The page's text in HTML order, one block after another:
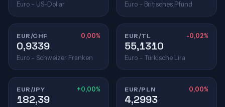
Euro – US-Dollar Euro – Britisches Pfund
EUR/CHF 0,00%
0,9339
Euro – Schweizer Franken
EUR/TL -0,02%
55,1310
Euro – Türkische Lira
EUR/JPY +0,00%
182,39
EUR/PLN 0,00%
4,2993